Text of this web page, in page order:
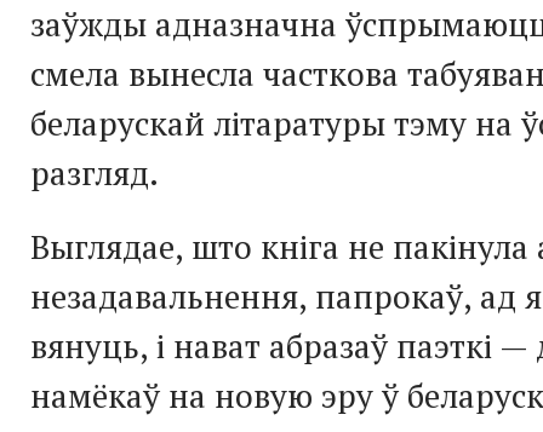
заўжды адназначна
смела вынесла часткова
беларускай літаратуры тэму на
разгляд.
Выглядае, што кніга не
незадавальнення, папрокаў, ад
вянуць, і нават абразаў паэткі —
намёкаў на новую эру ў